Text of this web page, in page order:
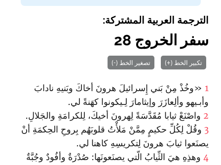
الترجمة العربية المشتركة:
سفر الخروج 28
تكبير الخط (+) تصغير الخط (-)
1 «وخُذْ مِنْ بَني إِسرائيلَ هرونَ أخاكَ وبَنيهِ نادابَ
وأبـيهو وألِعازَرَ وإيثامارَ لِـيكونوا كهَنةً لي.
2 وا‏صْنَعْ ثيابا مُقَدَّسَةً لِهرونَ أخيكَ، لِلكرامَةِ والجَلالِ.
3 وقُلْ لِكُلِّ حكيمٍ مِمَّنْ مَلأْتُ قلوبَهُم بِروحِ الحِكمَةِ أنْ
يصنَعوا ثيابَ هرونَ لِتكريسِهِ كاهنا لي.
4 وهذِهِ هيَ الثِّيابُ الّتي يصنَعونَها: صُدْرَةٌ وأفُودٌ وجُبَّةٌ